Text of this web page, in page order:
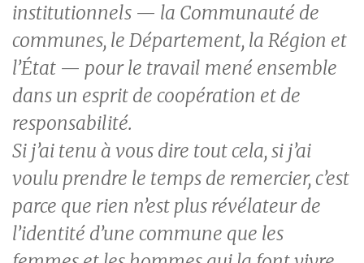
institutionnels — la Communauté de
communes, le Département, la Région et
l’État — pour le travail mené ensemble
dans un esprit de coopération et de
responsabilité.
Si j’ai tenu à vous dire tout cela, si j’ai
voulu prendre le temps de remercier, c’est
parce que rien n’est plus révélateur de
l’identité d’une commune que les